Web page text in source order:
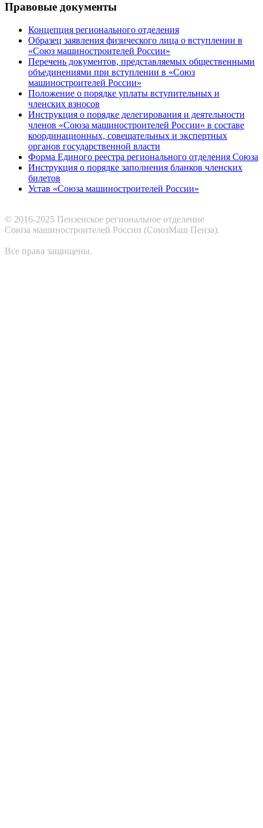
Правовые документы
Концепция регионального отделения
Образец заявления физического лица о вступлении в
«Союз машиностроителей России»
Перечень документов, представляемых общественными
объединениями при вступлении в «Союз
машиностроителей России»
Положение о порядке уплаты вступительных и
членских взносов
Инструкция о порядке делегирования и деятельности
членов «Союза машиностроителей России» в составе
координационных, совещательных и экспертных
органов государственной власти
Форма Единого реестра регионального отделения Союза
Инструкция о порядке заполнения бланков членских
билетов
Устав «Союза машиностроителей России»
© 2016-2025 Пензенское региональное отделение
Cоюза машиностроителей России (СоюзМаш Пенза).
Все права защищены.